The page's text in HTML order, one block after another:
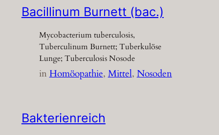
Bacillinum Burnett (bac.)
Mycobacterium tuberculosis,
Tuberculinum Burnett; Tuberkulöse
Lunge; Tuberculosis Nosode
inHomöopathie, Mittel, Nosoden
Bakterienreich